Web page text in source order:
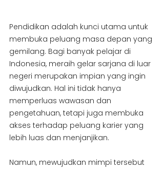
Pendidikan adalah kunci utama untuk
membuka peluang masa depan yang
gemilang. Bagi banyak pelajar di
Indonesia, meraih gelar sarjana di luar
negeri merupakan impian yang ingin
diwujudkan. Hal ini tidak hanya
memperluas wawasan dan
pengetahuan, tetapi juga membuka
akses terhadap peluang karier yang
lebih luas dan menjanjikan.
Namun, mewujudkan mimpi tersebut